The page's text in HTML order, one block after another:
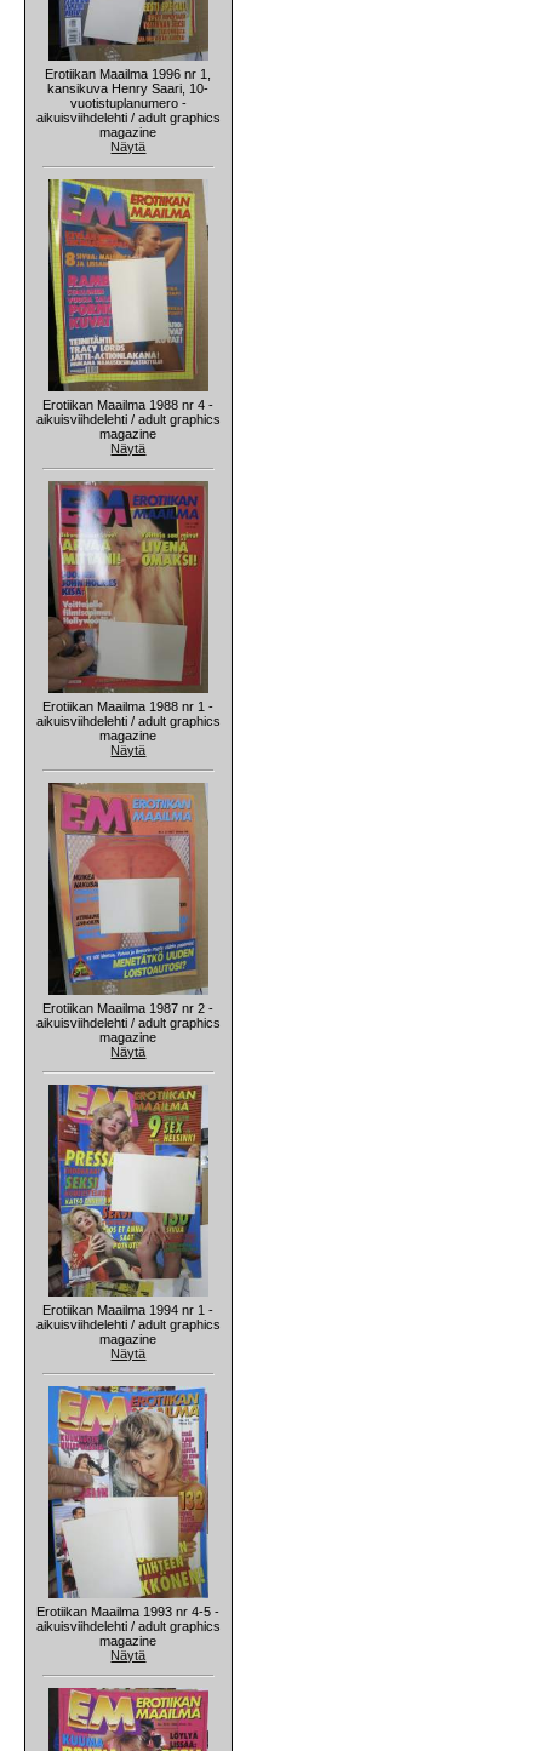
Erotiikan Maailma 1996 nr 1,
kansikuva Henry Saari, 10-
vuotistuplanumero -
aikuisviihdelehti / adult graphics
magazine
Näytä
Erotiikan Maailma 1988 nr 4 -
aikuisviihdelehti / adult graphics
magazine
Näytä
Erotiikan Maailma 1988 nr 1 -
aikuisviihdelehti / adult graphics
magazine
Näytä
Erotiikan Maailma 1987 nr 2 -
aikuisviihdelehti / adult graphics
magazine
Näytä
Erotiikan Maailma 1994 nr 1 -
aikuisviihdelehti / adult graphics
magazine
Näytä
Erotiikan Maailma 1993 nr 4-5 -
aikuisviihdelehti / adult graphics
magazine
Näytä